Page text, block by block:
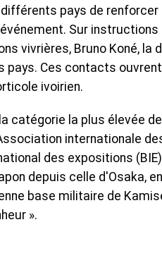
pays de
Sur
vivrières, Bruno Koné, la
Ces contacts
ivoirien.
la catégorie la plus élevée
internationale
des expositions
depuis celle d'Osaka,
base militaire de
».